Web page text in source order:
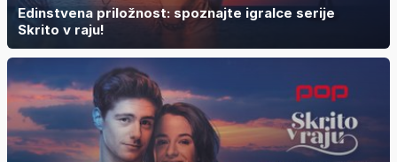
Edinstvena priložnost: spoznajte igralce serije
Skrito v raju!